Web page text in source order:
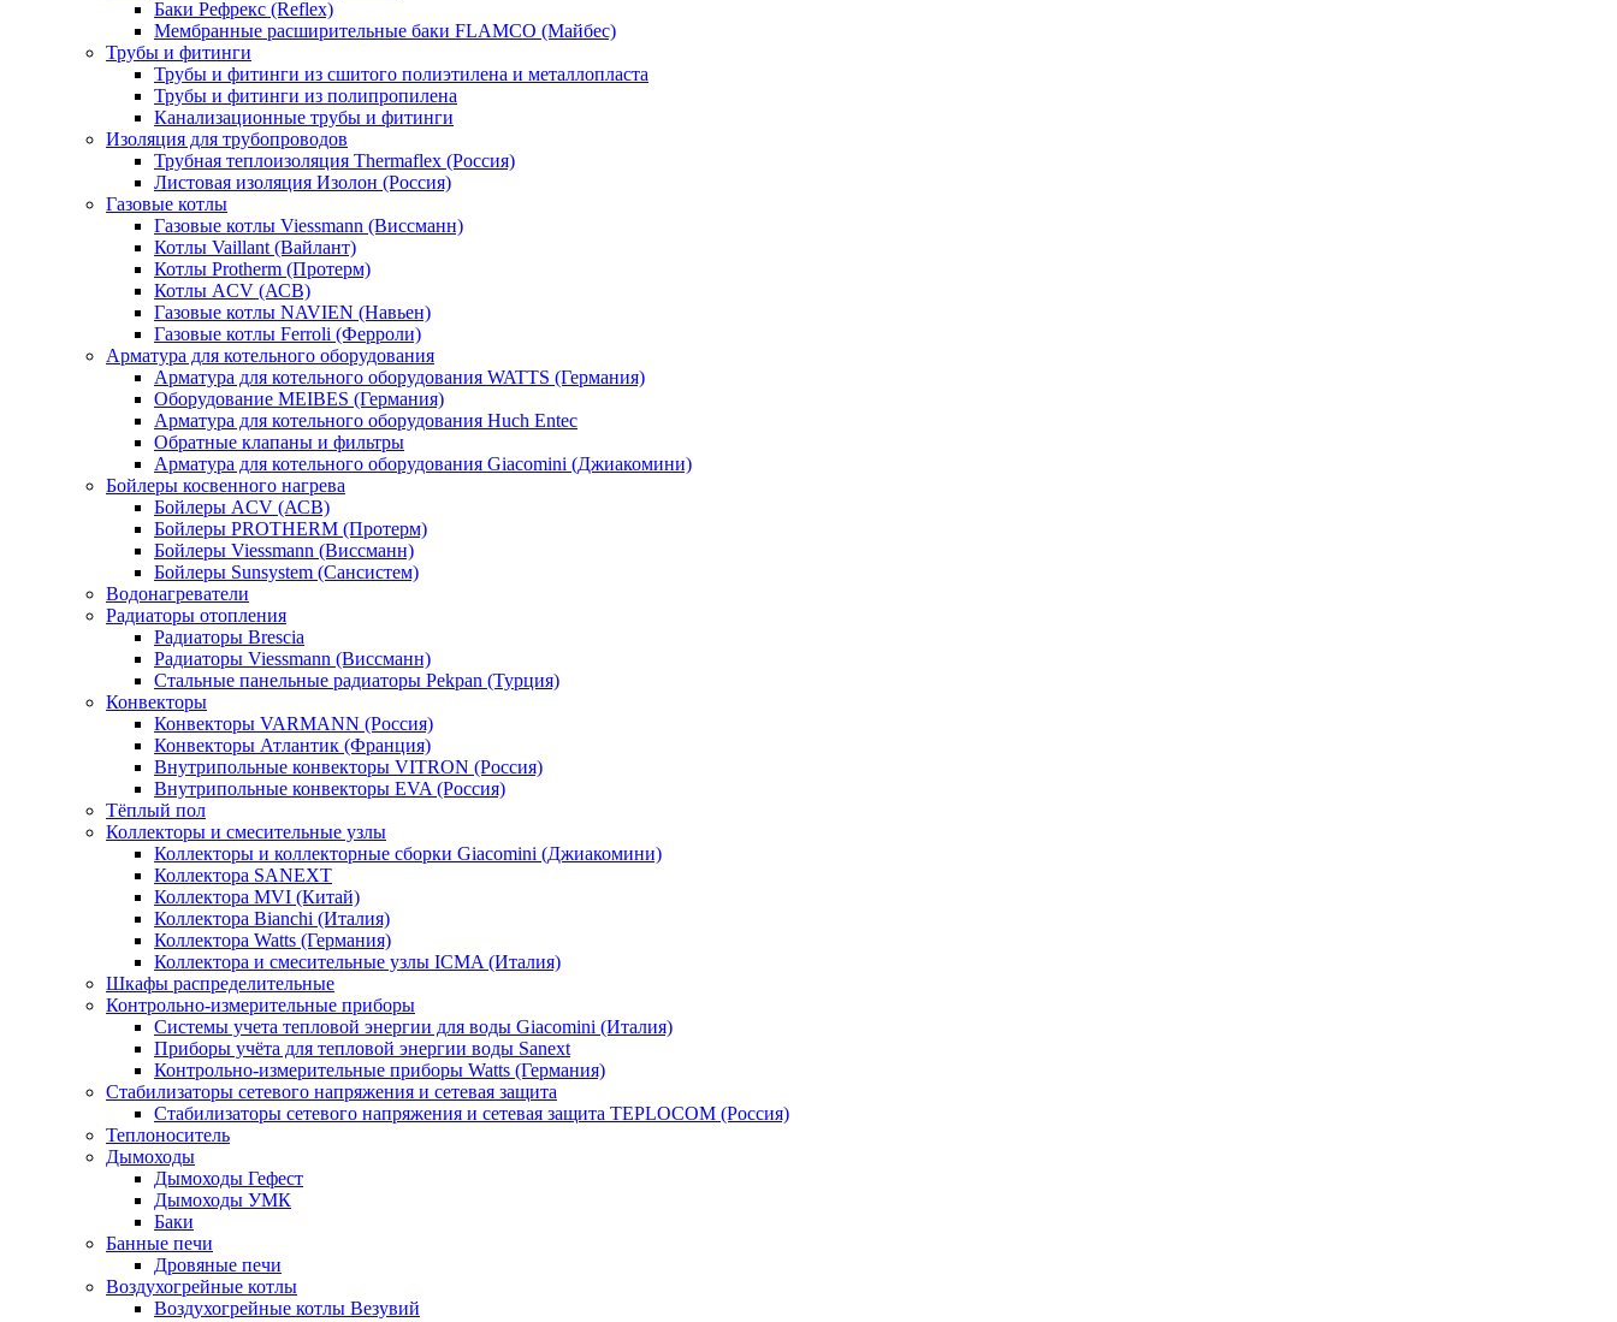
Баки Рефрекс (Reflex)
Мембранные расширительные баки FLAMCO (Майбес)
Трубы и фитинги
Трубы и фитинги из сшитого полиэтилена и металлопласта
Трубы и фитинги из полипропилена
Канализационные трубы и фитинги
Изоляция для трубопроводов
Трубная теплоизоляция Thermaflex (Россия)
Листовая изоляция Изолон (Россия)
Газовые котлы
Газовые котлы Viessmann (Виссманн)
Котлы Vaillant (Вайлант)
Котлы Protherm (Протерм)
Котлы ACV (АСВ)
Газовые котлы NAVIEN (Навьен)
Газовые котлы Ferroli (Ферроли)
Арматура для котельного оборудования
Арматура для котельного оборудования WATTS (Германия)
Оборудование MEIBES (Германия)
Арматура для котельного оборудования Huch Entec
Обратные клапаны и фильтры
Арматура для котельного оборудования Giacomini (Джиакомини)
Бойлеры косвенного нагрева
Бойлеры ACV (АСВ)
Бойлеры PROTHERM (Протерм)
Бойлеры Viessmann (Виссманн)
Бойлеры Sunsystem (Сансистем)
Водонагреватели
Радиаторы отопления
Радиаторы Brescia
Радиаторы Viessmann (Виссманн)
Стальные панельные радиаторы Pekpan (Турция)
Конвекторы
Конвекторы VARMANN (Россия)
Конвекторы Атлантик (Франция)
Внутрипольные конвекторы VITRON (Россия)
Внутрипольные конвекторы EVA (Россия)
Тёплый пол
Коллекторы и смесительные узлы
Коллекторы и коллекторные сборки Giacomini (Джиакомини)
Коллектора SANEXT
Коллектора MVI (Китай)
Коллектора Bianchi (Италия)
Коллектора Watts (Германия)
Коллектора и смесительные узлы ICMA (Италия)
Шкафы распределительные
Контрольно-измерительные приборы
Системы учета тепловой энергии для воды Giacomini (Италия)
Приборы учёта для тепловой энергии воды Sanext
Контрольно-измерительные приборы Watts (Германия)
Стабилизаторы сетевого напряжения и сетевая защита
Стабилизаторы сетевого напряжения и сетевая защита TEPLOCOM (Россия)
Теплоноситель
Дымоходы
Дымоходы Гефест
Дымоходы УМК
Баки
Банные печи
Дровяные печи
Воздухогрейные котлы
Воздухогрейные котлы Везувий